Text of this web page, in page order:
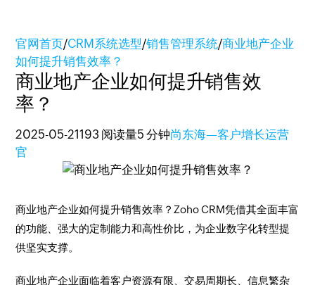
官网首页/CRM系统选型/销售管理系统/商业地产企业
如何提升销售效率？
商业地产企业如何提升销售效
率？
2025-05-21193 阅读量5 分钟尚东海—客户增长运营
官
商业地产企业如何提升销售效率？Zoho CRM凭借其全面丰富
的功能、强大的定制能力和高性价比，为企业数字化转型提
供坚实支撑。
商业地产企业面临着客户资源有限、交易周期长、信息繁杂